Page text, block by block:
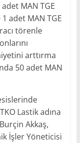
MAN TGE
adet MAN TGE
törenle
arttırma
50 adet MAN
Lastik adına
Akkaş,
İşler Yöneticisi